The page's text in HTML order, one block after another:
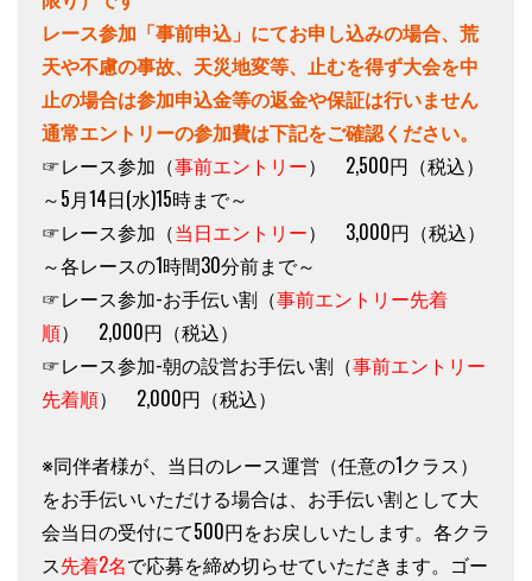
レース参加「事前申込」にてお申し込みの場合、荒
天や不慮の事故、天災地変等、止むを得ず大会を中
止の場合は参加申込金等の返金や保証は行いません
通常エントリーの参加費は下記をご確認ください。
☞レース参加（事前エントリー） 2,500円（税込）
～5月14日(水)15時まで～
☞レース参加（当日エントリー） 3,000円（税込）
～各レースの1時間30分前まで～
☞レース参加-お手伝い割（事前エントリー先着
順） 2,000円（税込）
☞レース参加-朝の設営お手伝い割（事前エントリー
先着順） 2,000円（税込）
※同伴者様が、当日のレース運営（任意の1クラス）
をお手伝いいただける場合は、お手伝い割として大
会当日の受付にて500円をお戻しいたします。各クラ
ス先着2名で応募を締め切らせていただきます。ゴー